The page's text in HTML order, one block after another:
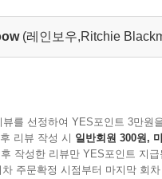
(레인보우,Ritchie
를 선정하여 YES포인트 3만원
리뷰 작성 시 일반회원 300원,
작성한 리뷰만 YES포인트 지급
주문확정 시점부터 마지막 회